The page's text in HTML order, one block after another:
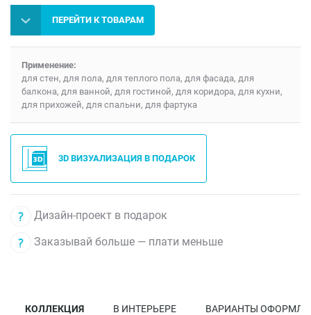
ПЕРЕЙТИ К ТОВАРАМ
Применение:
для стен, для пола, для теплого пола, для фасада, для
балкона, для ванной, для гостиной, для коридора, для кухни,
для прихожей, для спальни, для фартука
3D ВИЗУАЛИЗАЦИЯ В ПОДАРОК
Дизайн-проект в подарок
Заказывай больше — плати меньше
КОЛЛЕКЦИЯ В ИНТЕРЬЕРЕ ВАРИАНТЫ